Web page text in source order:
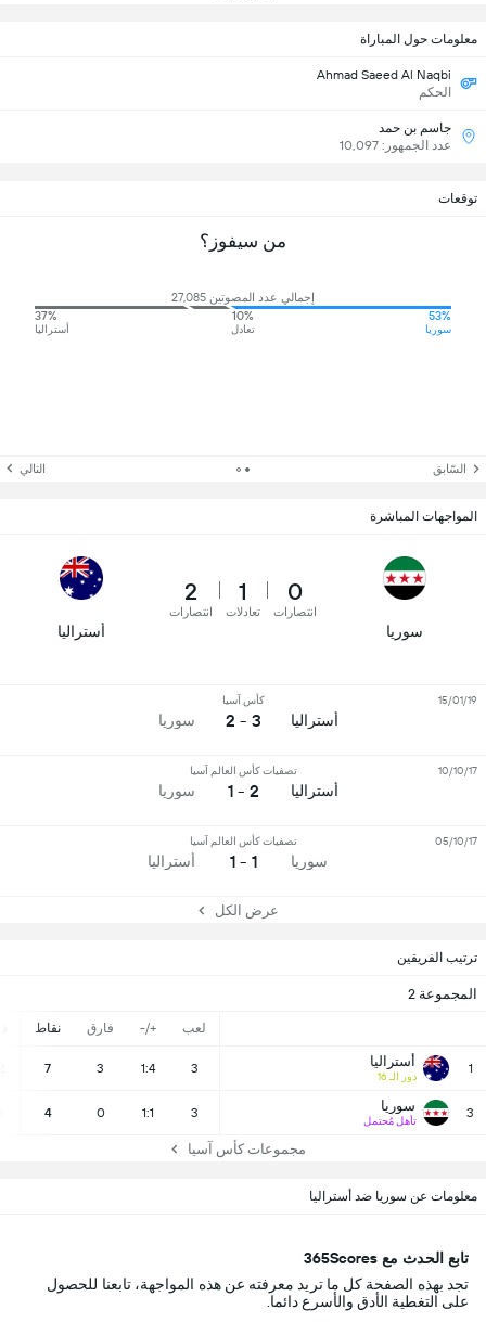
ترتيب الفريقين
المجموعة 2
لعب +/- فارق نقاط
1 أستراليا
دور الـ 16
3
1:4
3
7
3 سوريا
تأهل مُحتمل
3
1:1
0
4
مجموعات كأس آسيا
معلومات حول المباراة
Ahmad Saeed Al Naqbi
الحكم
جاسم بن حمد
عدد الجمهور: 10,097
توقعات
من سيفوز؟
إجمالي عدد المصوتين 27,085
53%
سوريا
10%
تعادل
37%
أستراليا
السّابق التالي
المواجهات المباشرة
سوريا
0
انتصارات
1
تعادلات
2
انتصارات
أستراليا
أستراليا
كأس آسيا
3 - 2 سوريا
15/01/19
أستراليا
تصفيات كأس العالم آسيا
2 - 1 سوريا
10/10/17
سوريا
تصفيات كأس العالم آسيا
1 - 1 أستراليا
05/10/17
عرض الكل
معلومات عن سوريا ضد أستراليا
تابع الحدث مع 365Scores
تجد بهذه الصفحة كل ما تريد معرفته عن هذه المواجهة، تابعنا للحصول
على التغطية الأدق والأسرع دائما.